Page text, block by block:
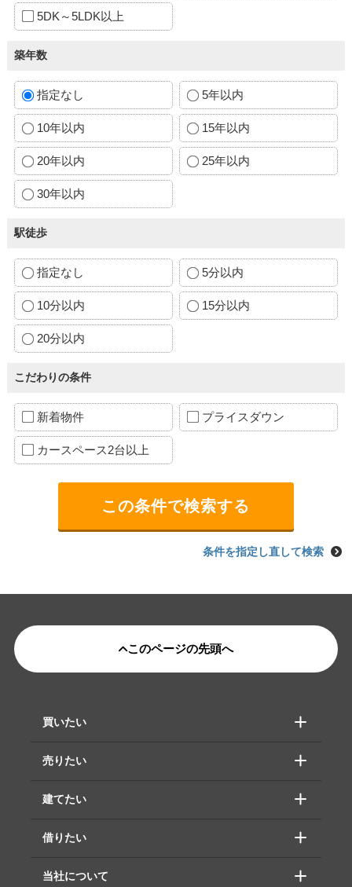
5DK～5LDK以上
築年数
指定なし 5年以内
10年以内 15年以内
20年以内 25年以内
30年以内
駅徒歩
指定なし 5分以内
10分以内 15分以内
20分以内
こだわりの条件
新着物件 プライスダウン
カースペース2台以上
条件を指定し直して検索
このページの先頭へ
買いたい
売りたい
建てたい
借りたい
当社について